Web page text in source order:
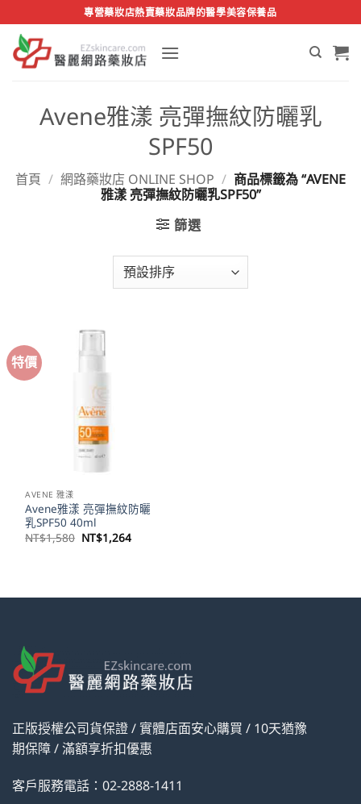
to
content
專營藥妝店熱賣藥妝品牌的醫學美容保養品
Avene雅漾 亮彈撫紋防曬乳
SPF50
首頁 / 網路藥妝店 ONLINE SHOP / 商品標籤為 “AVENE
雅漾 亮彈撫紋防曬乳SPF50”
篩選
特價
AVENE 雅漾
Avene雅漾 亮彈撫紋防曬
乳SPF50 40ml
NT$1,580 原
始
NT$1,264目
正版授權公司貨保證 / 實體店面安心購買 / 10天猶豫
期保障 / 滿額享折扣優惠
客戶服務電話：02-2888-1411